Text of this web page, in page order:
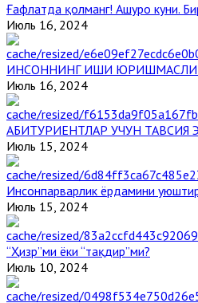
Ғафлатда қолманг! Ашуро куни.
Июль 16, 2024
ИНСОННИНГ ИШИ
Июль 16, 2024
АБИТУРИЕНТЛАР УЧУН ТАВСИЯ
Июль 15, 2024
Инсонпарварлик ёрдамини
Июль 15, 2024
“Ҳизр”ми ёки “тақдир”ми?
Июль 10, 2024